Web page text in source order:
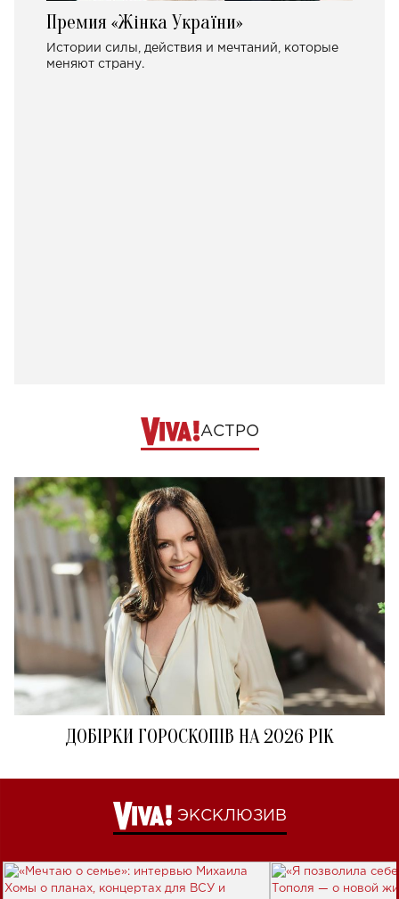
Премия «Жінка України»
Истории силы, действия и мечтаний, которые
меняют страну.
АСТРО
ДОБІРКИ ГОРОСКОПІВ НА 2026 РІК
ЭКСКЛЮЗИВ